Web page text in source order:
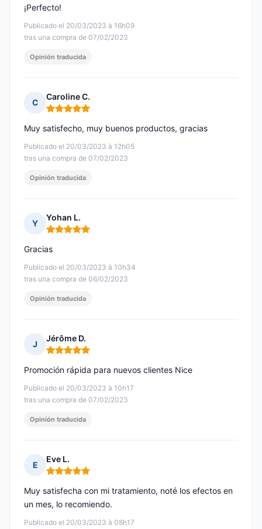
Publicado el 20/03/2023 à 16h09
tras una compra de 07/02/2023
¡Perfecto!
Opinión traducida
C
Caroline C.
Nota: 5 de 5
Publicado el 20/03/2023 à 12h05
tras una compra de 07/02/2023
Muy satisfecho, muy buenos productos, gracias
Opinión traducida
Y
Yohan L.
Nota: 5 de 5
Publicado el 20/03/2023 à 10h34
tras una compra de 06/02/2023
Gracias
Opinión traducida
J
Jérôme D.
Nota: 5 de 5
Publicado el 20/03/2023 à 10h17
tras una compra de 07/02/2023
Promoción rápida para nuevos clientes Nice
Opinión traducida
E
Eve L.
Nota: 5 de 5
Publicado el 20/03/2023 à 08h17
Muy satisfecha con mi tratamiento, noté los efectos en
un mes, lo recomiendo.